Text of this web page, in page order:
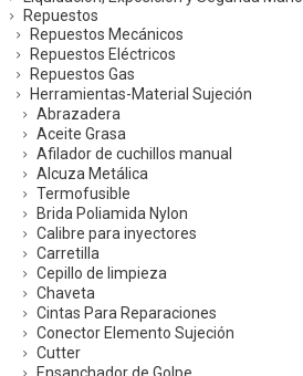
Repuestos
Repuestos Mecánicos
Repuestos Eléctricos
Repuestos Gas
Herramientas-Material Sujeción
Abrazadera
Aceite Grasa
Afilador de cuchillos manual
Alcuza Metálica
Termofusible
Brida Poliamida Nylon
Calibre para inyectores
Carretilla
Cepillo de limpieza
Chaveta
Cintas Para Reparaciones
Conector Elemento Sujeción
Cutter